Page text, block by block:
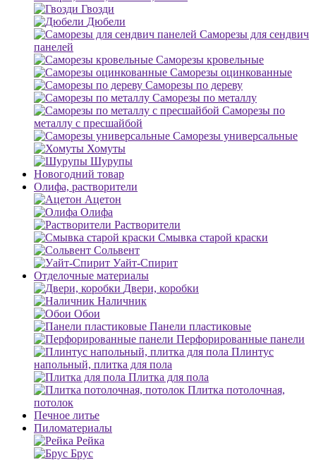
Гвозди
Дюбели
Саморезы для сендвич
панелей
Саморезы кровельные
Саморезы оцинкованные
Саморезы по дереву
Саморезы по металлу
Саморезы по
металлу с пресшайбой
Саморезы универсальные
Хомуты
Шурупы
Новогодний товар
Олифа, растворители
Ацетон
Олифа
Растворители
Смывка старой краски
Сольвент
Уайт-Спирит
Отделочные материалы
Двери, коробки
Наличник
Обои
Панели пластиковые
Перфорированные панели
Плинтус
напольный, плитка для пола
Плитка для пола
Плитка потолочная,
потолок
Печное литье
Пиломатериалы
Рейка
Брус